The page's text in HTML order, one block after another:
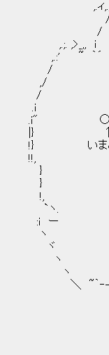
,.
/
/ ○
,.;.
,.:'
/
,/
/
.i
.i"
|}
!}
!!,
`
:i
ヾ
＼
｀
｀
(´,,､,
{
_......